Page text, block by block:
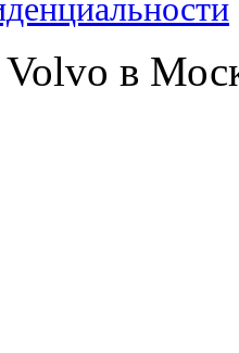
Volvo в